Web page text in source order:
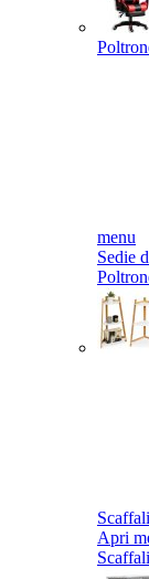
menu
Sedie
Scaffali
Apri